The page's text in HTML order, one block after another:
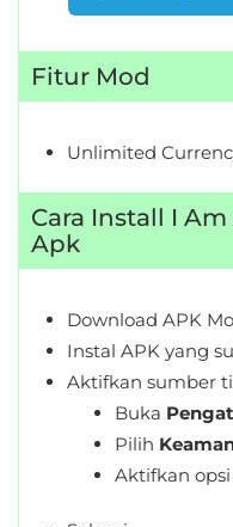
Video
Editors
Weather
Rekomendasi
Fitur Mod
Unlimited
Cara Install I
Apk
Download APK
Instal APK yang
Aktifkan sumber
Buka
Pilih
Aktifkan opsi